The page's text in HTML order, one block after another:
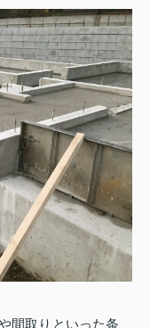
間取りといった条